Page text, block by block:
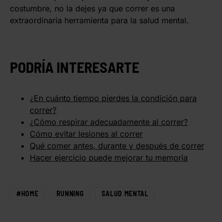
costumbre, no la dejes ya que correr es una
extraordinaria herramienta para la salud mental.
PODRÍA INTERESARTE
¿En cuánto tiempo pierdes la condición para
correr?
¿Cómo respirar adecuadamente al correr?
Cómo evitar lesiones al correr
Qué comer antes, durante y después de correr
Hacer ejercicio puede mejorar tu memoria
#HOME RUNNING SALUD MENTAL